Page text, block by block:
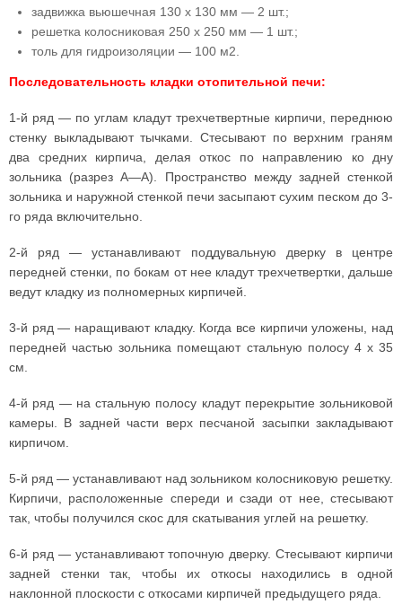
задвижка вьюшечная 130 х 130 мм — 2 шт.;
решетка колосниковая 250 х 250 мм — 1 шт.;
толь для гидроизоляции — 100 м2.
Последовательность кладки отопительной печи:
1-й ряд — по углам кладут трехчетвертные кирпичи, переднюю
стенку выкладывают тычками. Стесывают по верхним граням
два средних кирпича, делая откос по направлению ко дну
зольника (разрез А—А). Пространство между задней стенкой
зольника и наружной стенкой печи засыпают сухим песком до 3-
го ряда включительно.
2-й ряд — устанавливают поддувальную дверку в центре
передней стенки, по бокам от нее кладут трехчетвертки, дальше
ведут кладку из полномерных кирпичей.
3-й ряд — наращивают кладку. Когда все кирпичи уложены, над
передней частью зольника помещают стальную полосу 4 х 35
см.
4-й ряд — на стальную полосу кладут перекрытие зольниковой
камеры. В задней части верх песчаной засыпки закладывают
кирпичом.
5-й ряд — устанавливают над зольником колосниковую решетку.
Кирпичи, расположенные спереди и сзади от нее, стесывают
так, чтобы получился скос для скатывания углей на решетку.
6-й ряд — устанавливают топочную дверку. Стесывают кирпичи
задней стенки так, чтобы их откосы находились в одной
наклонной плоскости с откосами кирпичей предыдущего ряда.